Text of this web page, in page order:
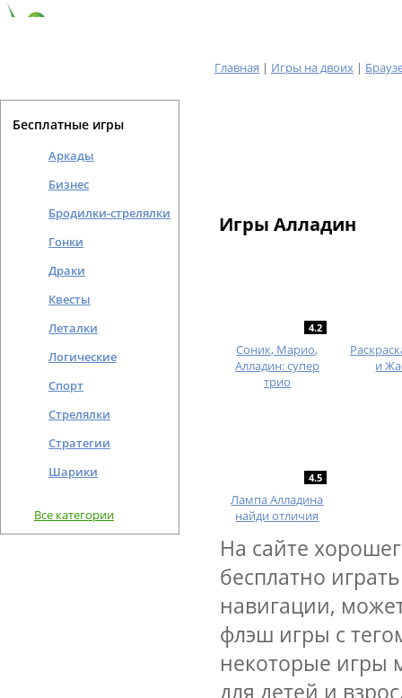
Главная | Игры на двоих |
Бесплатные игры
Аркады
Бизнес
Бродилки-стрелялки
Гонки
Драки
Квесты
Леталки
Логические
Спорт
Стрелялки
Стратегии
Шарики
Все категории
Игры Алладин
4.2
Соник, Марио,
Алладин: супер
трио
и
4.5
Лампа Алладина
найди отличия
На сайте
бесплатно
навигации,
флэш игры с
некоторые игры
для детей и